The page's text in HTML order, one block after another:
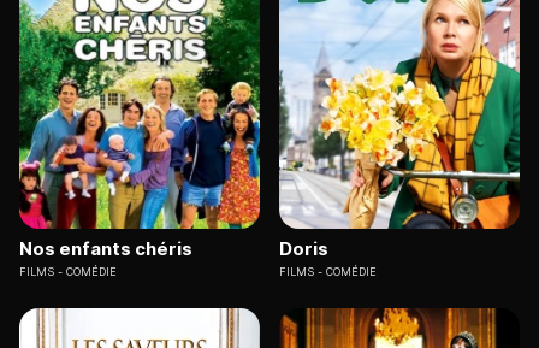
Nos enfants chéris
FILMS COMÉDIE
Doris
FILMS COMÉDIE